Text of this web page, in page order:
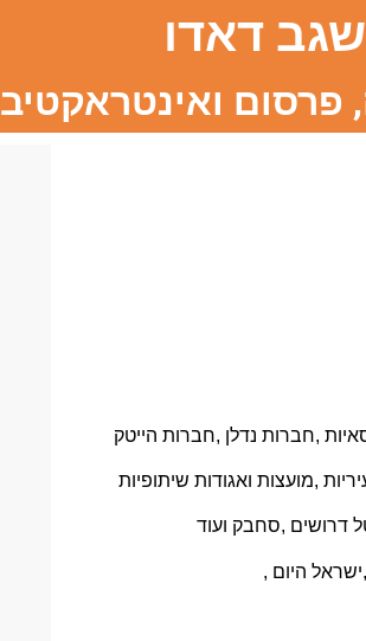
שגב דאדו
פרסום ואינטראקטיב
,חברות נדלן ,חברות הייטק
,מועצות ואגודות שיתופיות
דרושים ,סחבק ועוד
היום ,